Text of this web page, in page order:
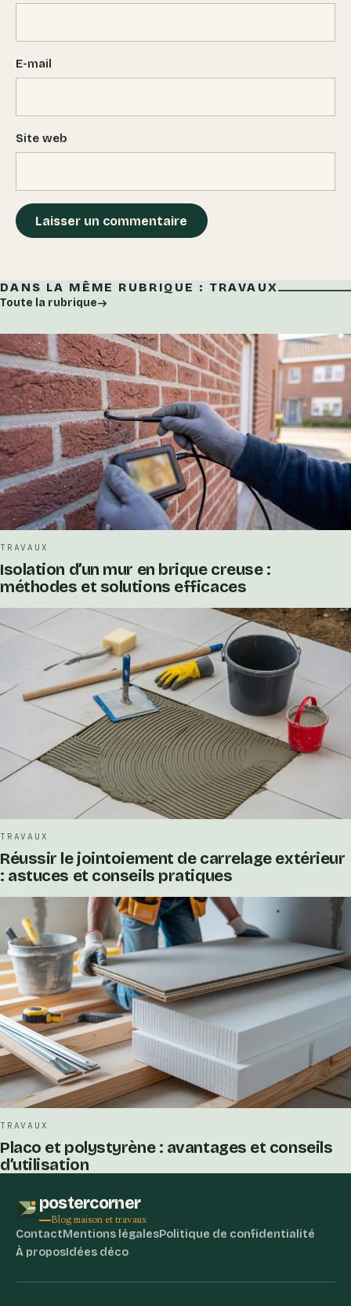
E-mail
Site web
DANS LA MÊME RUBRIQUE : TRAVAUX
Toute la rubrique
TRAVAUX
Isolation d’un mur en brique creuse :
méthodes et solutions efficaces
TRAVAUX
Réussir le jointoiement de carrelage extérieur
: astuces et conseils pratiques
TRAVAUX
Placo et polystyrène : avantages et conseils
d’utilisation
postercorner
Blog maison et travaux
ContactMentions légalesPolitique de confidentialité
À proposIdées déco